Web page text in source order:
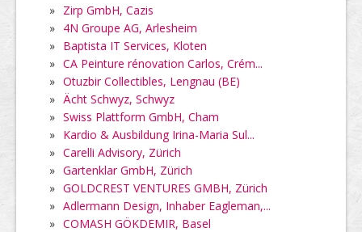
» Zirp GmbH, Cazis
» 4N Groupe AG, Arlesheim
» Baptista IT Services, Kloten
» CA Peinture rénovation Carlos, Crém...
» Otuzbir Collectibles, Lengnau (BE)
» Ächt Schwyz, Schwyz
» Swiss Plattform GmbH, Cham
» Kardio & Ausbildung Irina-Maria Sul...
» Carelli Advisory, Zürich
» Gartenklar GmbH, Zürich
» GOLDCREST VENTURES GMBH, Zürich
» Adlermann Design, Inhaber Eagleman,...
» COMASH GÖKDEMIR, Basel